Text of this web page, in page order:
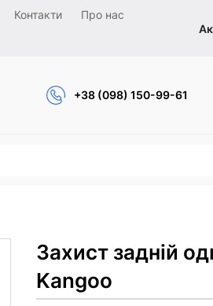
Контакти Про нас
+38 (098) 150-99-61
Захист задній
Kangoo